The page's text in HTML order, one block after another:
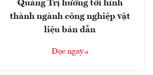
Quảng Trị hướng tới hình
thành ngành công nghiệp vật
liệu bán dẫn
Đọc ngay